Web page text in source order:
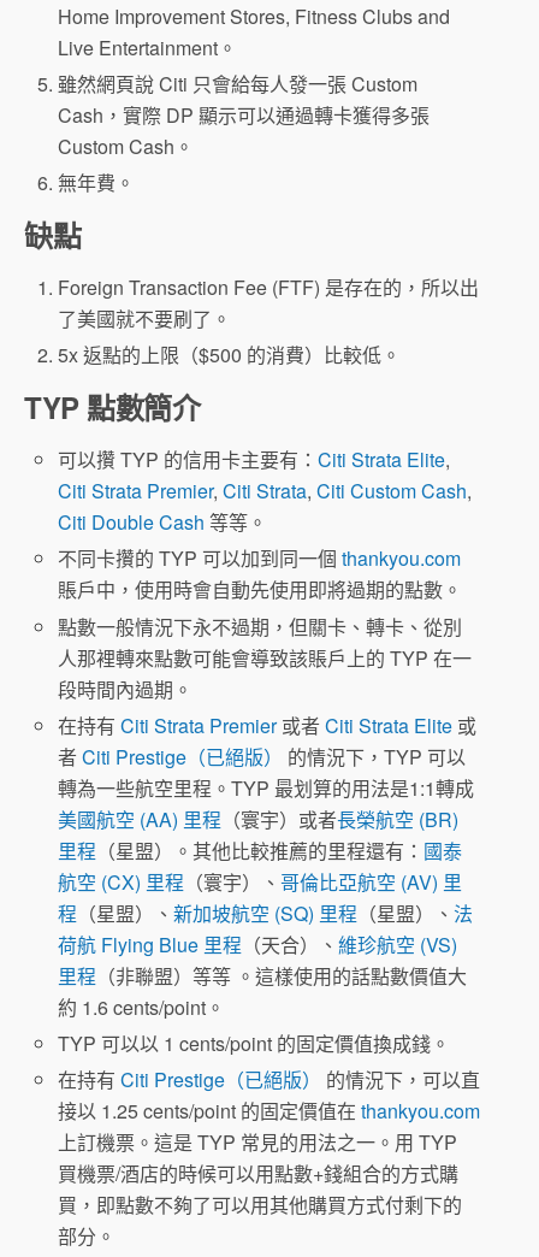
Home Improvement Stores, Fitness Clubs and
Live Entertainment。
雖然網頁說 Citi 只會給每人發一張 Custom
Cash，實際 DP 顯示可以通過轉卡獲得多張
Custom Cash。
無年費。
缺點
Foreign Transaction Fee (FTF) 是存在的，所以出
了美國就不要刷了。
5x 返點的上限（$500 的消費）比較低。
TYP 點數簡介
可以攢 TYP 的信用卡主要有：Citi Strata Elite,
Citi Strata Premier,Citi Strata,Citi Custom Cash,
Citi Double Cash 等等。
不同卡攢的 TYP 可以加到同一個thankyou.com
賬戶中，使用時會自動先使用即將過期的點數。
點數一般情況下永不過期，但關卡、轉卡、從別
人那裡轉來點數可能會導致該賬戶上的 TYP 在一
段時間內過期。
在持有Citi Strata Premier或者Citi Strata Elite 或
者Citi Prestige（已絕版）
的情況下，TYP 可以
轉為一些航空里程。TYP 最划算的用法是1:1轉成
美國航空 (AA) 里程 （寰宇）或者長榮航空 (BR)
里程 （星盟）。其他比較推薦的里程還有： 國泰
航空 (CX) 里程 （寰宇）、哥倫比亞航空 (AV) 里
程 （星盟）、新加坡航空 (SQ) 里程 （星盟）、法
荷航 Flying Blue 里程 （天合）、維珍航空 (VS)
里程 （非聯盟）等等 。這樣使用的話點數價值大
約 1.6 cents/point。
TYP 可以以 1 cents/point 的固定價值換成錢。
在持有Citi Prestige（已絕版）
的情況下，可以直
接以 1.25 cents/point 的固定價值在thankyou.com
上訂機票。這是 TYP 常見的用法之一。用 TYP
買機票/酒店的時候可以用點數+錢組合的方式購
買，即點數不夠了可以用其他購買方式付剩下的
部分。